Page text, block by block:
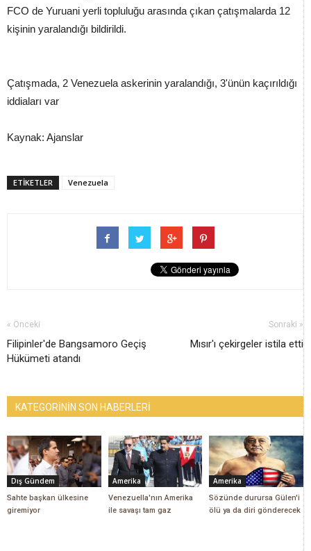
FCO de Yuruani yerli topluluğu arasında çıkan çatışmalarda 12
kişinin yaralandığı bildirildi.
Çatışmada, 2 Venezuela askerinin yaralandığı, 3'ünün kaçırıldığı
iddiaları var
Kaynak: Ajanslar
ETİKETLER Venezuela
« Önceki
Filipinler'de Bangsamoro Geçiş
Hükümeti atandı
Sonraki »
Mısır'ı çekirgeler istila etti
KATEGORİNİN SON HABERLERİ
Dış Gündem
Sahte başkan ülkesine
giremiyor
Amerika
Venezuella'nın Amerika
ile savaşı tam gaz
Amerika
Sözünde durursa Gülen'i
ölü ya da diri gönderecek